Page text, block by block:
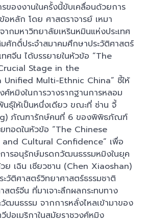
ของงานในครั้งนี้ขับเคลื่อนด้วยการ
หลัก โดย ศาสตราจารย์ เหมา
กมหาวิทยาลัยเหรินหมินแห่งประเทศ
ศักดิ์ประจำสมาคมศึกษาประวัติศาสตร์
ทศจีน ได้บรรยายในหัวข้อ “The
Stage in the
Multi-Ethnic China” ชี้ให้
ศ์หมิงในการวางรากฐานการหลอม
ธุ์ให้เป็นหนึ่งเดียว ขณะที่ ซ่าน จี้
ภัณฑารักษ์คนที่ 6 ของพิพิธภัณฑ์
ทอดในหัวข้อ “The Chinese
Cultural Confidence” เพื่อ
ารอนุรักษ์มรดกวัฒนธรรมหมิงในยุค
ย เฉิน เซียวซาน (Chen Xiaoshan)
วัติศาสตร์วิทยาศาสตร์ธรรมชาติ
ตร์จีน ที่มาเจาะลึกผลกระทบทาง
ฒนธรรม จากการหลั่งไหลเข้ามาของ
ปอเมริกาในสมัยราชวงศ์หมิง